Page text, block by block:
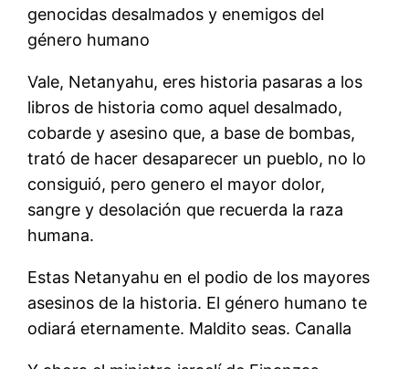
genocidas desalmados y enemigos del
género humano
Vale, Netanyahu, eres historia pasaras a los
libros de historia como aquel desalmado,
cobarde y asesino que, a base de bombas,
trató de hacer desaparecer un pueblo, no lo
consiguió, pero genero el mayor dolor,
sangre y desolación que recuerda la raza
humana.
Estas Netanyahu en el podio de los mayores
asesinos de la historia. El género humano te
odiará eternamente. Maldito seas. Canalla